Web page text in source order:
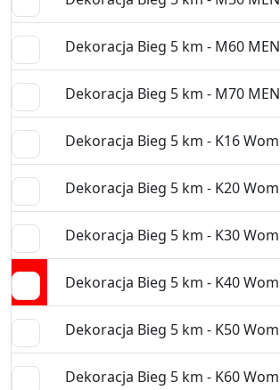
Dekoracja Bieg 5 km - M60 MEN
Dekoracja Bieg 5 km - M70 MEN
Dekoracja Bieg 5 km - K16 Wom
Dekoracja Bieg 5 km - K20 Wom
Dekoracja Bieg 5 km - K30 Wom
Dekoracja Bieg 5 km - K40 Wom
Dekoracja Bieg 5 km - K50 Wom
Dekoracja Bieg 5 km - K60 Wom